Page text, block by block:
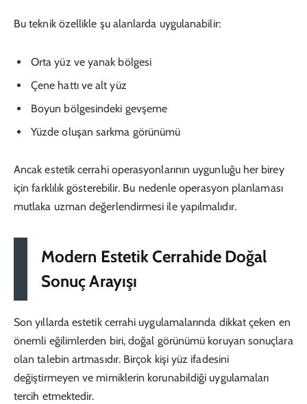
Bu teknik özellikle şu alanlarda uygulanabilir:
Orta yüz ve yanak bölgesi
Çene hattı ve alt yüz
Boyun bölgesindeki gevşeme
Yüzde oluşan sarkma görünümü
Ancak estetik cerrahi operasyonlarının uygunluğu her birey
için farklılık gösterebilir. Bu nedenle operasyon planlaması
mutlaka uzman değerlendirmesi ile yapılmalıdır.
Modern Estetik Cerrahide Doğal
Sonuç Arayışı
Son yıllarda estetik cerrahi uygulamalarında dikkat çeken en
önemli eğilimlerden biri, doğal görünümü koruyan sonuçlara
olan talebin artmasıdır. Birçok kişi yüz ifadesini
değiştirmeyen ve mimiklerin korunabildiği uygulamaları
tercih etmektedir.